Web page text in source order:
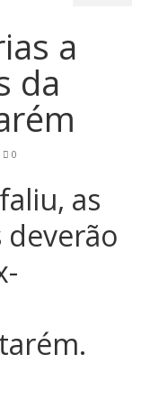
a
da
0
as
deverão